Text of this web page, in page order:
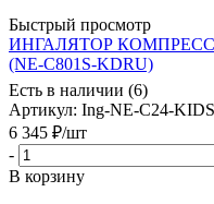
Быстрый просмотр
ИНГАЛЯТОР
(NE-C801S-KDRU)
Есть в наличии (6)
Артикул: Ing-NE-C24-KIDS
6 345 ₽/шт
-
В корзину